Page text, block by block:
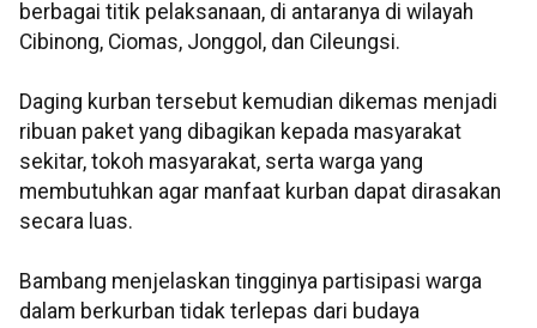
berbagai titik pelaksanaan, di antaranya di wilayah
Cibinong, Ciomas, Jonggol, dan Cileungsi.
Daging kurban tersebut kemudian dikemas menjadi
ribuan paket yang dibagikan kepada masyarakat
sekitar, tokoh masyarakat, serta warga yang
membutuhkan agar manfaat kurban dapat dirasakan
secara luas.
Bambang menjelaskan tingginya partisipasi warga
dalam berkurban tidak terlepas dari budaya